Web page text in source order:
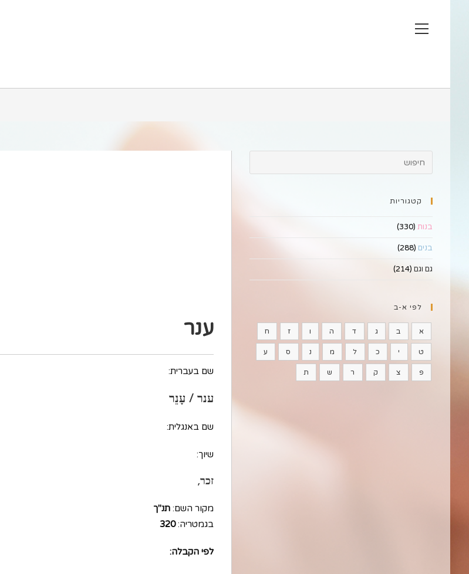
View
ענר
שם בעברית:
ענר / עָנֵר
שם באנגלית:
שיוך:
זכר,
מקור השם: תנ"ך
בגמטריה:320
לפי הקבלה:
קטגוריות
בנות (330)
בנים (288)
גם וגם (214)
לפי א-ב
א ב ג ד ה ו ז ח
ט י כ ל מ נ ס ע
פ צ ק ר ש ת